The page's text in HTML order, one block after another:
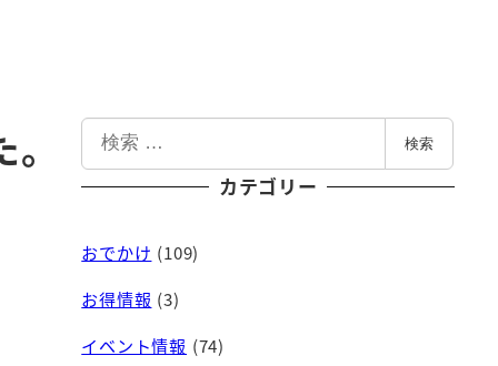
索
検索
カテゴリー
おでかけ (109)
お得情報 (3)
イベント情報 (74)